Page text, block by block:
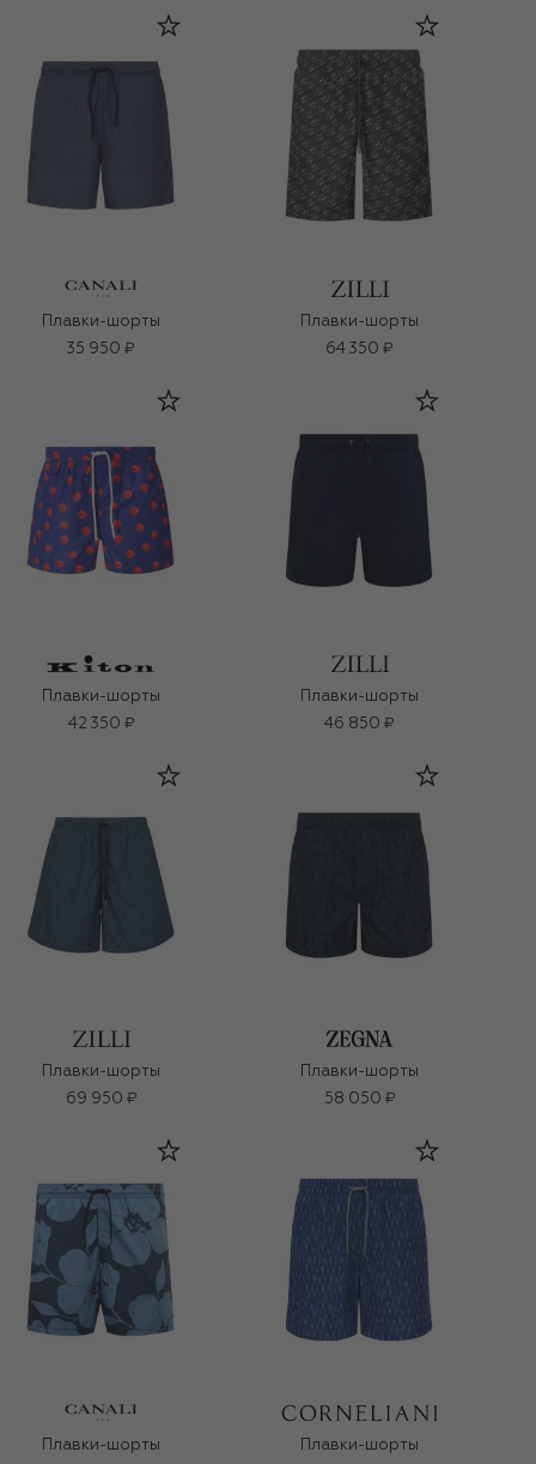
Плавки-шорты
35 950 ₽
Плавки-шорты
64 350 ₽
Плавки-шорты
42 350 ₽
Плавки-шорты
46 850 ₽
Плавки-шорты
69 950 ₽
Плавки-шорты
58 050 ₽
Плавки-шорты
Плавки-шорты